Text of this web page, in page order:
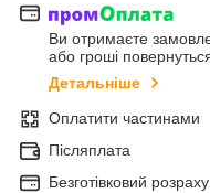
Ви отримаєте
або гроші
Детальніше
Оплатити частинами
Післяплата
Безготівковий